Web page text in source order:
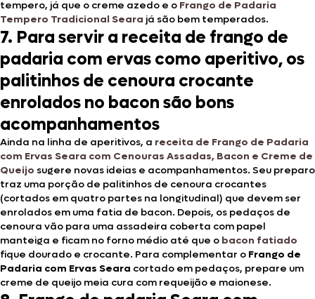
tempero, já que o creme azedo e o Frango de Padaria
Tempero Tradicional Seara já são bem temperados.
7. Para servir a receita de frango de
padaria com ervas como aperitivo, os
palitinhos de cenoura crocante
enrolados no bacon são bons
acompanhamentos
Ainda na linha de aperitivos, a receita de Frango de Padaria
com Ervas Seara com Cenouras Assadas, Bacon e Creme de
Queijo sugere novas ideias e acompanhamentos. Seu preparo
traz uma porção de palitinhos de cenoura crocantes
(cortados em quatro partes na longitudinal) que devem ser
enrolados em uma fatia de bacon. Depois, os pedaços de
cenoura vão para uma assadeira coberta com papel
manteiga e ficam no forno médio até que o bacon fatiado
fique dourado e crocante. Para complementar o Frango de
Padaria com Ervas Seara cortado em pedaços, prepare um
creme de queijo meia cura com requeijão e maionese.